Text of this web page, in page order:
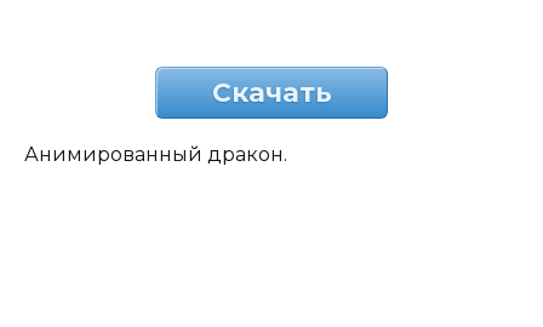
Скачать
Анимированный дракон.